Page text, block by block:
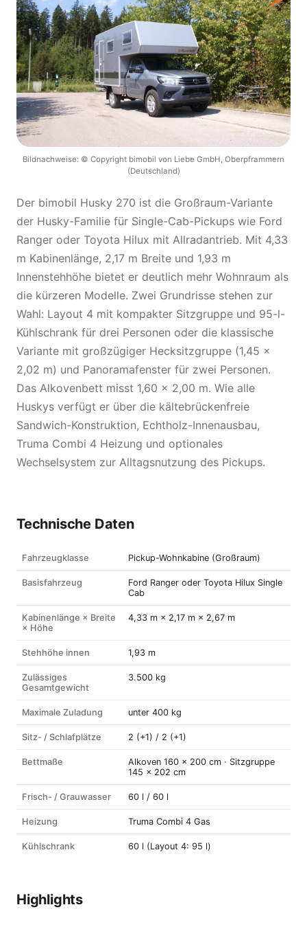
Bildnachweise: © Copyright bimobil von Liebe GmbH, Oberpframmern
(Deutschland)
Der bimobil Husky 270 ist die Großraum-Variante
der Husky-Familie für Single-Cab-Pickups wie Ford
Ranger oder Toyota Hilux mit Allradantrieb. Mit 4,33
m Kabinenlänge, 2,17 m Breite und 1,93 m
Innenstehhöhe bietet er deutlich mehr Wohnraum als
die kürzeren Modelle. Zwei Grundrisse stehen zur
Wahl: Layout 4 mit kompakter Sitzgruppe und 95-l-
Kühlschrank für drei Personen oder die klassische
Variante mit großzügiger Hecksitzgruppe (1,45 ×
2,02 m) und Panoramafenster für zwei Personen.
Das Alkovenbett misst 1,60 × 2,00 m. Wie alle
Huskys verfügt er über die kältebrückenfreie
Sandwich-Konstruktion, Echtholz-Innenausbau,
Truma Combi 4 Heizung und optionales
Wechselsystem zur Alltagsnutzung des Pickups.
Technische Daten
Fahrzeugklasse Pickup-Wohnkabine (Großraum)
Basisfahrzeug
Ford Ranger oder Toyota Hilux Single
Cab
Kabinenlänge × Breite
× Höhe
4,33 m × 2,17 m × 2,67 m
Stehhöhe innen 1,93 m
Zulässiges
Gesamtgewicht
3.500 kg
Maximale Zuladung unter 400 kg
Sitz- / Schlafplätze 2 (+1) / 2 (+1)
Bettmaße
Alkoven 160 × 200 cm · Sitzgruppe
145 × 202 cm
Frisch- / Grauwasser 60 l / 60 l
Heizung Truma Combi 4 Gas
Kühlschrank 60 l (Layout 4: 95 l)
Highlights